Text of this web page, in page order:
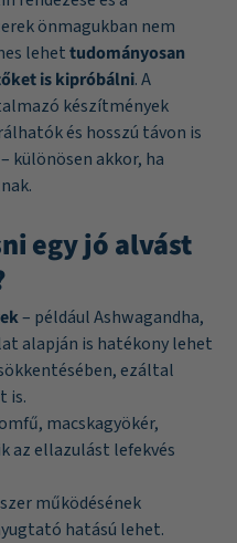
önmagukban nem
lehettudományosan
is kipróbálni. A
készítmények
és hosszú távon is
különösen akkor, ha
egy jó alvást
– például Ashwagandha,
alapján is hatékony lehet
ezáltal
is.
macskagyökér,
az ellazulást lefekvés
működésének
hatású lehet.